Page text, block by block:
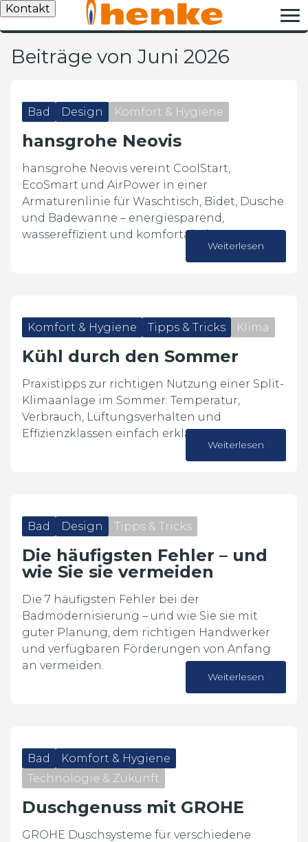
Kontakt
Beiträge von Juni 2026
Bad Design Komfort & Hygiene
hansgrohe Neovis
hansgrohe Neovis vereint CoolStart,
EcoSmart und AirPower in einer
Armaturenlinie für Waschtisch, Bidet, Dusche
und Badewanne – energiesparend,
wassereffizient und komfortabel.
Weiterlesen
Komfort & Hygiene Tipps & Tricks Klima
Kühl durch den Sommer
Praxistipps zur richtigen Nutzung einer Split-
Klimaanlage im Sommer: Temperatur,
Verbrauch, Lüftungsverhalten und
Effizienzklassen einfach erklärt.
Weiterlesen
Bad Design Tipps & Tricks
Die häufigsten Fehler – und
wie Sie sie vermeiden
Die 7 häufigsten Fehler bei der
Badmodernisierung – und wie Sie sie mit
guter Planung, dem richtigen Handwerker
und verfügbaren Förderungen von Anfang
an vermeiden.
Weiterlesen
Bad
Komfort & Hygiene
Technologie & Zukunft
Duschgenuss mit GROHE
GROHE Duschsysteme für verschiedene